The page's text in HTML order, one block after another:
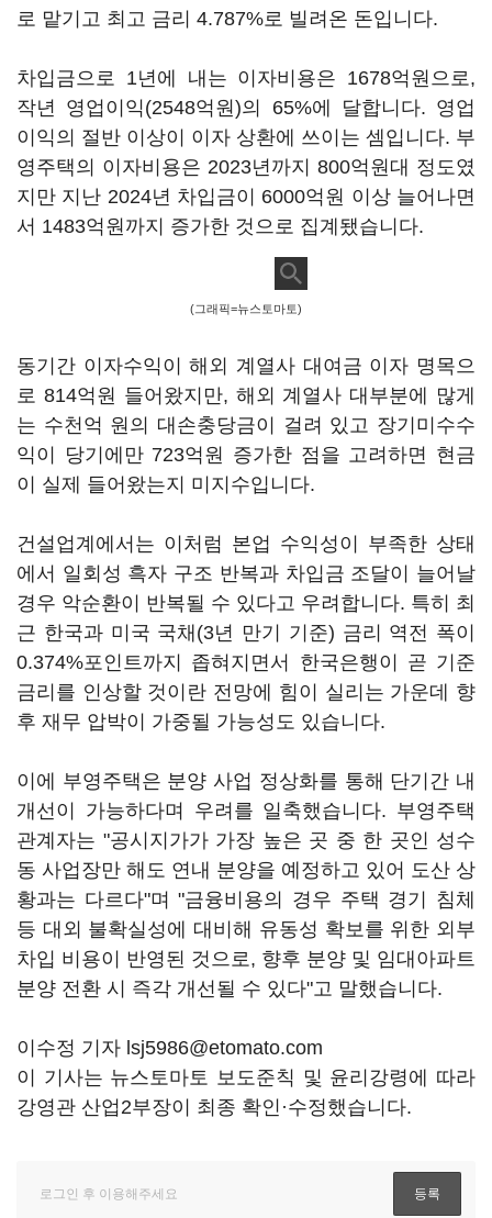
로 맡기고 최고 금리 4.787%로 빌려온 돈입니다.
차입금으로 1년에 내는 이자비용은 1678억원으로,
작년 영업이익(2548억원)의 65%에 달합니다. 영업
이익의 절반 이상이 이자 상환에 쓰이는 셈입니다. 부
영주택의 이자비용은 2023년까지 800억원대 정도였
지만 지난 2024년 차입금이 6000억원 이상 늘어나면
서 1483억원까지 증가한 것으로 집계됐습니다.
(그래픽=뉴스토마토)
동기간 이자수익이 해외 계열사 대여금 이자 명목으
로 814억원 들어왔지만, 해외 계열사 대부분에 많게
는 수천억 원의 대손충당금이 걸려 있고 장기미수수
익이 당기에만 723억원 증가한 점을 고려하면 현금
이 실제 들어왔는지 미지수입니다.
건설업계에서는 이처럼 본업 수익성이 부족한 상태
에서 일회성 흑자 구조 반복과 차입금 조달이 늘어날
경우 악순환이 반복될 수 있다고 우려합니다. 특히 최
근 한국과 미국 국채(3년 만기 기준) 금리 역전 폭이
0.374%포인트까지 좁혀지면서 한국은행이 곧 기준
금리를 인상할 것이란 전망에 힘이 실리는 가운데 향
후 재무 압박이 가중될 가능성도 있습니다.
이에 부영주택은 분양 사업 정상화를 통해 단기간 내
개선이 가능하다며 우려를 일축했습니다. 부영주택
관계자는 "공시지가가 가장 높은 곳 중 한 곳인 성수
동 사업장만 해도 연내 분양을 예정하고 있어 도산 상
황과는 다르다"며 "금융비용의 경우 주택 경기 침체
등 대외 불확실성에 대비해 유동성 확보를 위한 외부
차입 비용이 반영된 것으로, 향후 분양 및 임대아파트
분양 전환 시 즉각 개선될 수 있다"고 말했습니다.
이수정 기자 lsj5986@etomato.com
이 기사는 뉴스토마토 보도준칙 및 윤리강령에 따라
강영관 산업2부장이 최종 확인·수정했습니다.